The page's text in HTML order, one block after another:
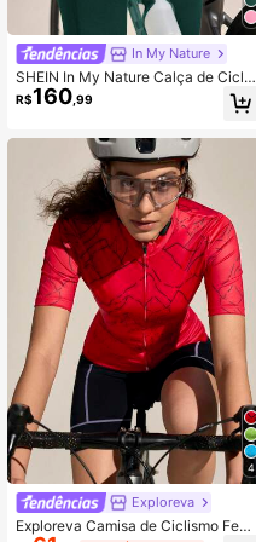
In My Nature
SHEIN In My Nature Calça de Ciclis
mo Feminina com Cintura Elástica e
Ajuste Slim
R$160 ,99
4
Exploreva
Exploreva Camisa de Ciclismo Femi